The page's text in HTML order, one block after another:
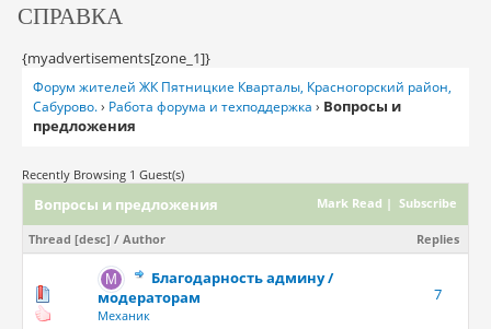
СПРАВКА
{myadvertisements[zone_1]}
Форум жителей ЖК Пятницкие Кварталы, Красногорский район,
Сабурово.› Работа форума и техподдержка › Вопросы и
предложения
Recently Browsing 1 Guest(s)
Mark Read | Subscribe
Вопросы и предложения
Thread [desc] / Author Replies
Благодарность админу /
модераторам
Механик
7